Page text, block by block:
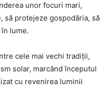
unor focuri mari,
să protejeze gospodăria, să
lume.
cele mai vechi tradiții,
solar, marcând începutul
cu revenirea luminii